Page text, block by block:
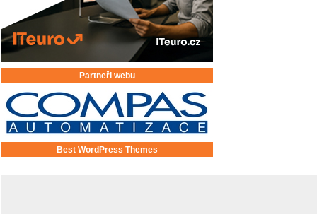
Partneři webu
Best WordPress Themes